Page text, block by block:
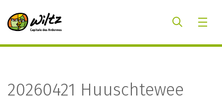
20260421 Huuschtewee